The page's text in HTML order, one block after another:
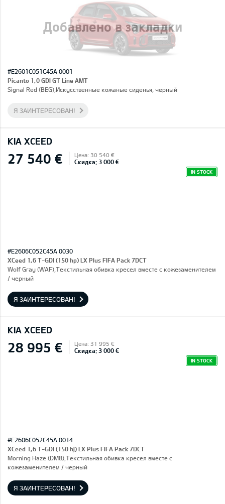
Добавлено в закладки
#E2601C051C45A 0001
Picanto 1,0 GDI GT Line AMT
Signal Red (BEG),Искусственные кожаные сиденья, черный
Я ЗАИНТЕРЕСОВАН!
KIA XCEED
27 540 € Цена: 30 540 €
Скидка: 3 000 €
IN STOCK
#E2606C052C45A 0030
XCeed 1,6 T-GDI (150 hp) LX Plus FIFA Pack 7DCT
Wolf Gray (WAF),Текстильная обивка кресел вместе с кожезаменителем
/ черный
Я ЗАИНТЕРЕСОВАН!
KIA XCEED
28 995 € Цена: 31 995 €
Скидка: 3 000 €
IN STOCK
#E2606C052C45A 0014
XCeed 1,6 T-GDI (150 hj) LX Plus FIFA Pack 7DCT
Morning Haze (DM8),Текстильная обивка кресел вместе с
кожезаменителем / черный
Я ЗАИНТЕРЕСОВАН!